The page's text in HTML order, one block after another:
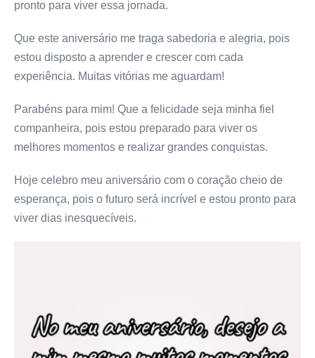
pronto para viver essa jornada.
Que este aniversário me traga sabedoria e alegria, pois
estou disposto a aprender e crescer com cada
experiência. Muitas vitórias me aguardam!
Parabéns para mim! Que a felicidade seja minha fiel
companheira, pois estou preparado para viver os
melhores momentos e realizar grandes conquistas.
Hoje celebro meu aniversário com o coração cheio de
esperança, pois o futuro será incrível e estou pronto para
viver dias inesquecíveis.